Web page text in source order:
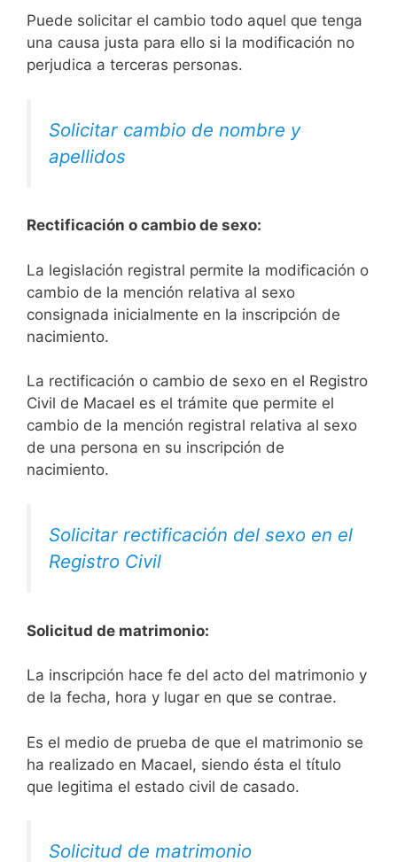
Puede solicitar el cambio todo aquel que tenga
una causa justa para ello si la modificación no
perjudica a terceras personas.
Solicitar cambio de nombre y
apellidos
Rectificación o cambio de sexo:
La legislación registral permite la modificación o
cambio de la mención relativa al sexo
consignada inicialmente en la inscripción de
nacimiento.
La rectificación o cambio de sexo en el Registro
Civil de Macael es el trámite que permite el
cambio de la mención registral relativa al sexo
de una persona en su inscripción de
nacimiento.
Solicitar rectificación del sexo en el
Registro Civil
Solicitud de matrimonio:
La inscripción hace fe del acto del matrimonio y
de la fecha, hora y lugar en que se contrae.
Es el medio de prueba de que el matrimonio se
ha realizado en Macael, siendo ésta el título
que legitima el estado civil de casado.
Solicitud de matrimonio